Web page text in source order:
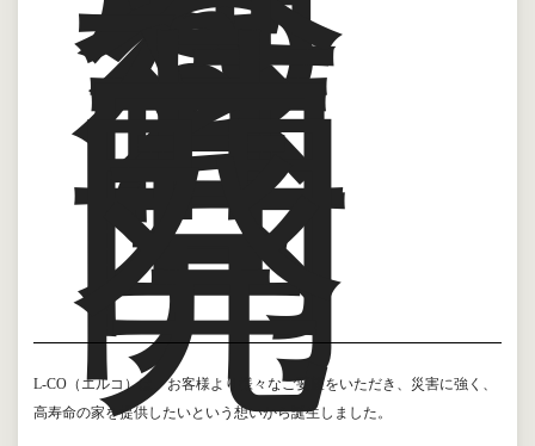
社
と
共
同
開
発
L-CO（エルコ）は、お客様より様々なご要望をいただき、災害に強く、
高寿命の家を提供したいという想いから誕生しました。